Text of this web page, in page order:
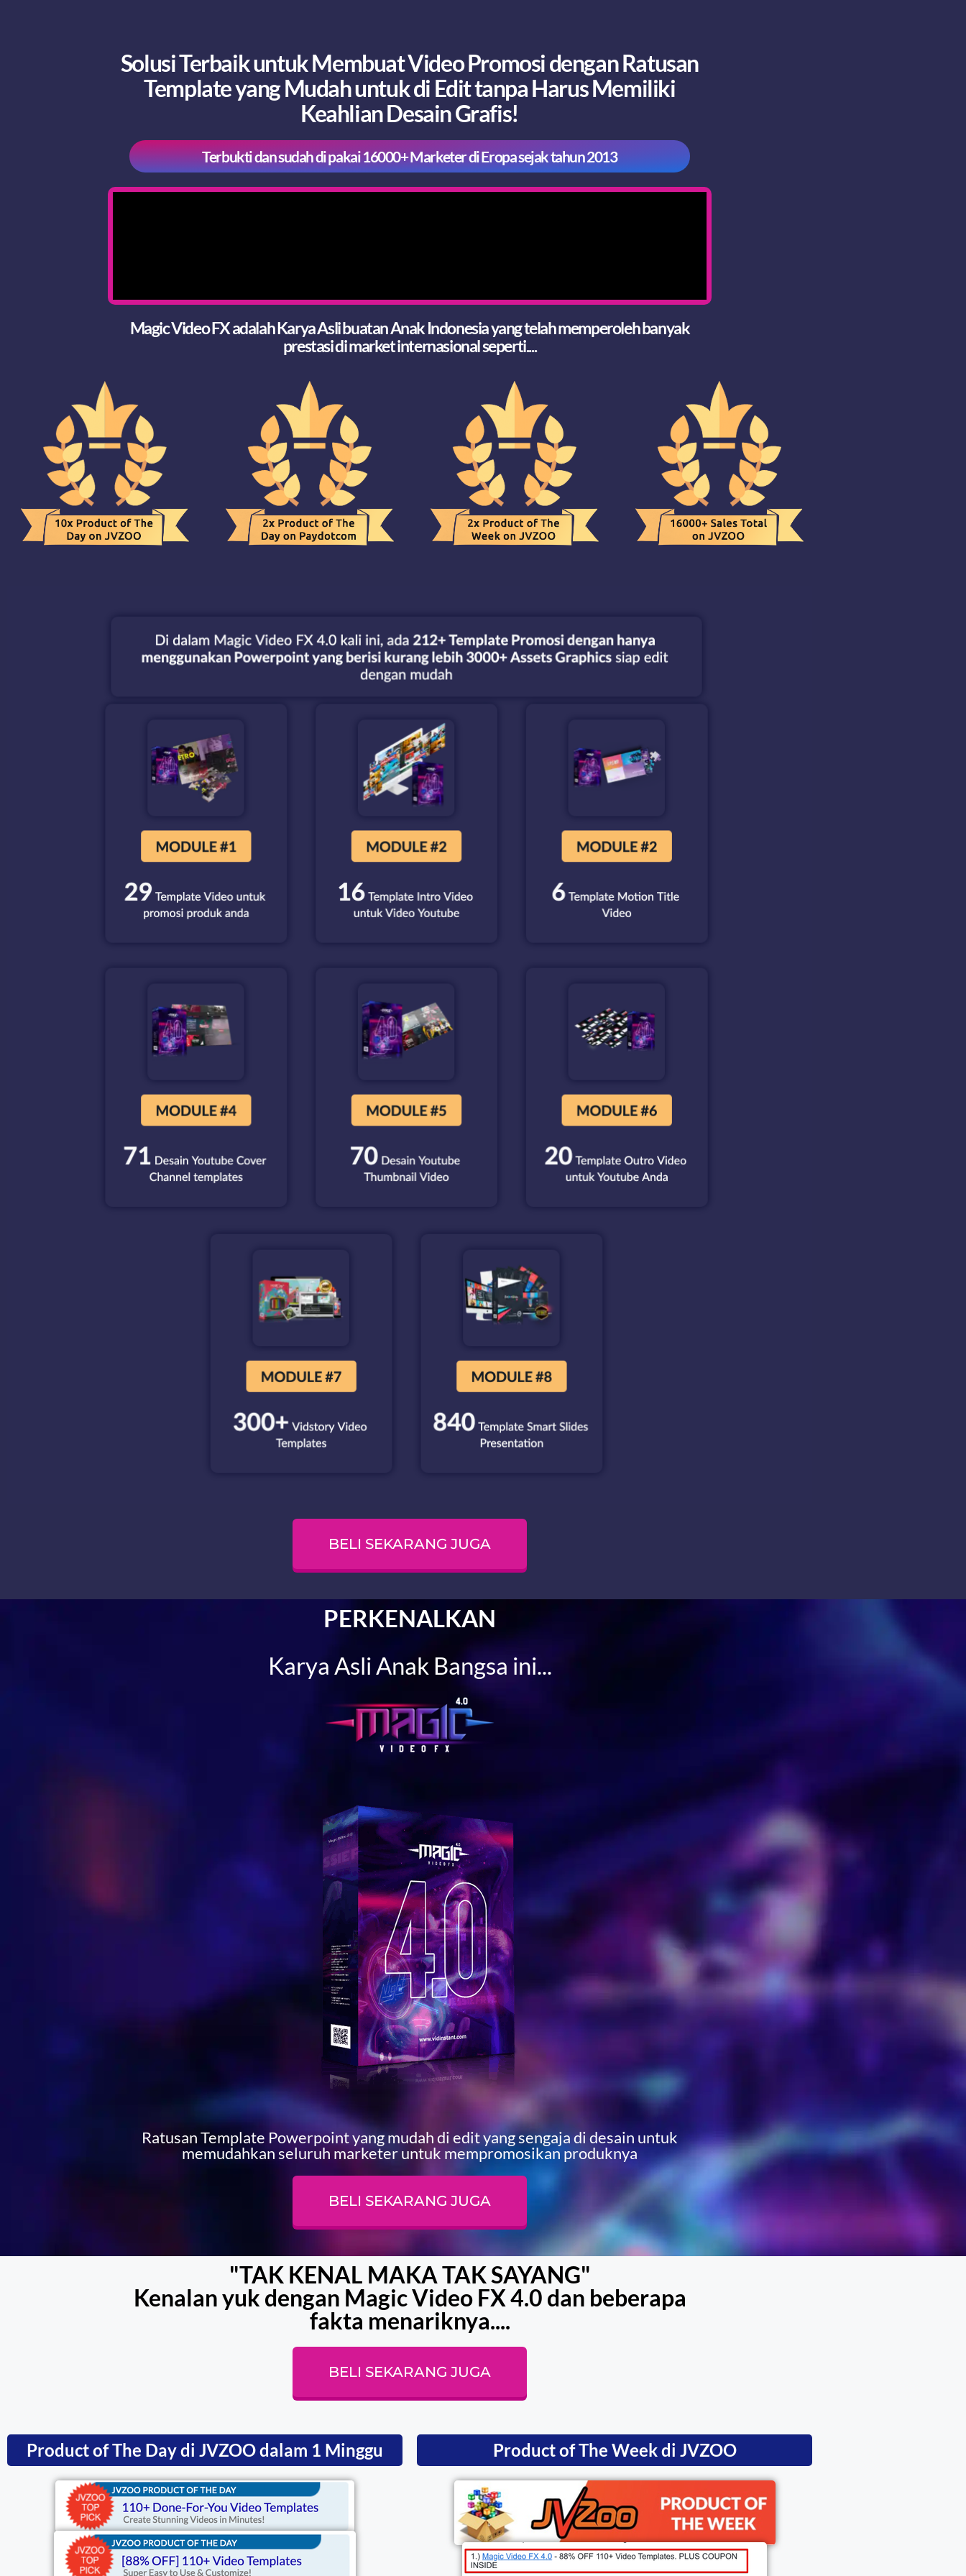
Solusi Terbaik untuk Membuat Video Promosi dengan Ratusan
Template yang Mudah untuk di Edit tanpa Harus Memiliki
Keahlian Desain Grafis!
Terbukti dan sudah di pakai 16000+ Marketer di Eropa sejak tahun 2013
Magic Video FX adalah Karya Asli buatan Anak Indonesia yang telah memperoleh banyak
prestasi di market internasional seperti....
BELI SEKARANG JUGA
PERKENALKAN
Karya Asli Anak Bangsa ini...
Ratusan Template Powerpoint yang mudah di edit yang sengaja di desain untuk
memudahkan seluruh marketer untuk mempromosikan produknya
BELI SEKARANG JUGA
"TAK KENAL MAKA TAK SAYANG"
Kenalan yuk dengan Magic Video FX 4.0 dan beberapa
fakta menariknya....
BELI SEKARANG JUGA
Product of The Day di JVZOO dalam 1 Minggu Product of The Week di JVZOO